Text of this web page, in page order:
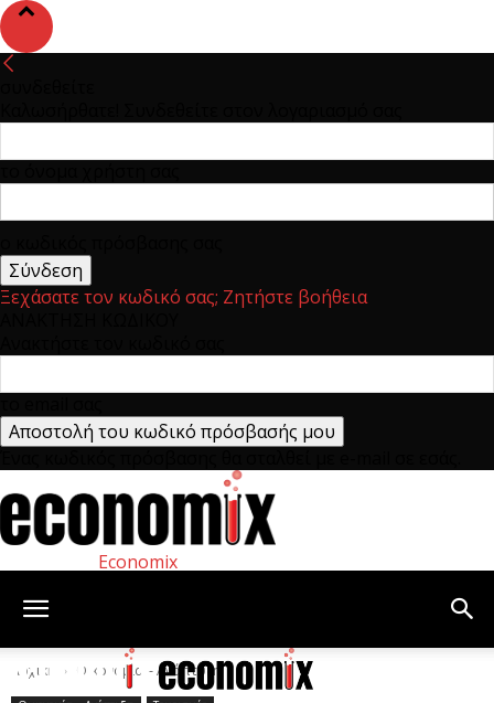
Ξεχάσατε τον κωδικό σας; Ζητήστε βοήθεια
Economix
Αρχική Οικονομία – Ανάπτυξη